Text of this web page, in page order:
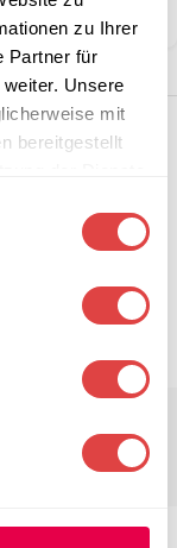
zu Ihrer
Partner für
Unsere
mit
bereitgestellt